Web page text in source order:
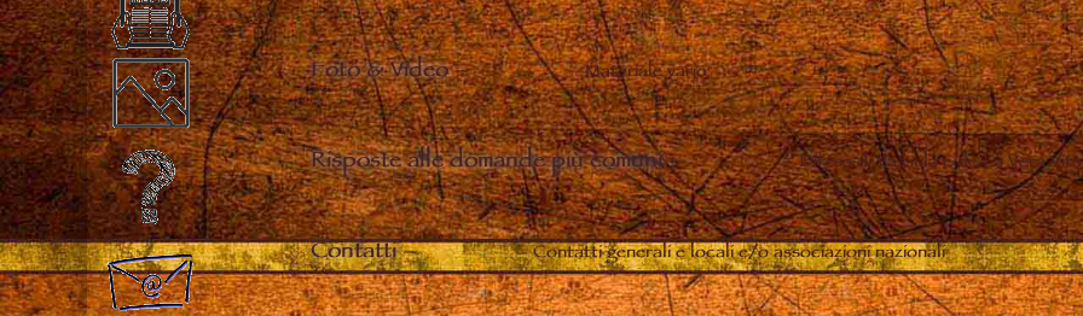
Foto & Video– Materiale vario
Risposte alle domande più comuni– Difesa di Vassula e de La Vera
Contatti– Contatti generali e locali e/o associazioni nazionali